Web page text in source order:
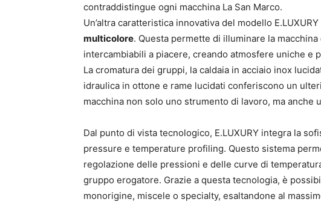
contraddistingue ogni macchina La San Marco.
Un’altra caratteristica innovativa del modello
multicolore. Questa permette di illuminare la
intercambiabili a piacere, creando atmosfere uniche e
La cromatura dei gruppi, la caldaia in acciaio inox
idraulica in ottone e rame lucidati conferiscono un
macchina non solo uno strumento di lavoro, ma
Dal punto di vista tecnologico, E.LUXURY integra la
pressure e temperature profiling. Questo sistema
regolazione delle pressioni e delle curve di
gruppo erogatore. Grazie a questa tecnologia, è
monorigine, miscele o specialty, esaltandone al